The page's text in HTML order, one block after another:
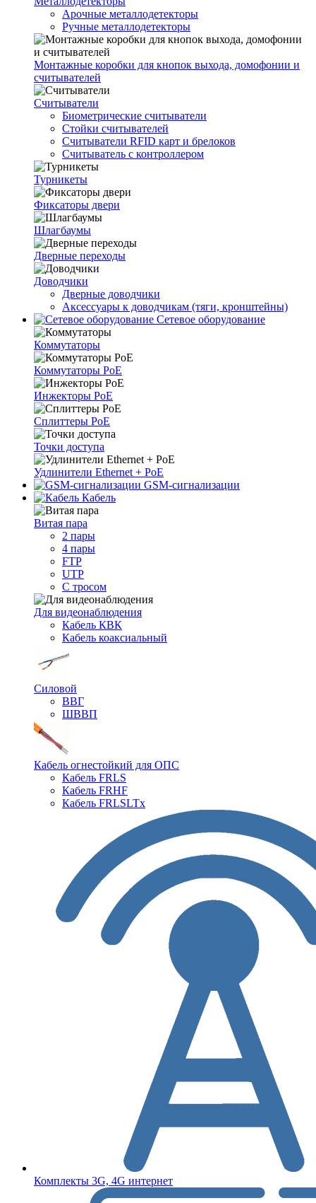
Арочные металлодетекторы
Ручные металлодетекторы
Монтажные коробки для кнопок выхода, домофонии и
считывателей
Считыватели
Биометрические считыватели
Стойки считывателей
Считыватели RFID карт и брелоков
Считыватель с контроллером
Турникеты
Фиксаторы двери
Шлагбаумы
Дверные переходы
Доводчики
Дверные доводчики
Аксессуары к доводчикам (тяги, кронштейны)
Сетевое оборудование
Коммутаторы
Коммутаторы PoE
Инжекторы PoE
Сплиттеры PoE
Точки доступа
Удлинители Ethernet + PoE
GSM-сигнализации
Кабель
Витая пара
2 пары
4 пары
FTP
UTP
С тросом
Для видеонаблюдения
Кабель КВК
Кабель коаксиальный
Силовой
ВВГ
ШВВП
Кабель огнестойкий для ОПС
Кабель FRLS
Кабель FRHF
Кабель FRLSLTx
Комплекты 3G, 4G интернет